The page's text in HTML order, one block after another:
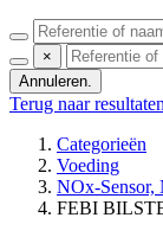
×
Annuleren.
Terug naar resultaten
Categorieën
Voeding
NOx-Sensor,
FEBI